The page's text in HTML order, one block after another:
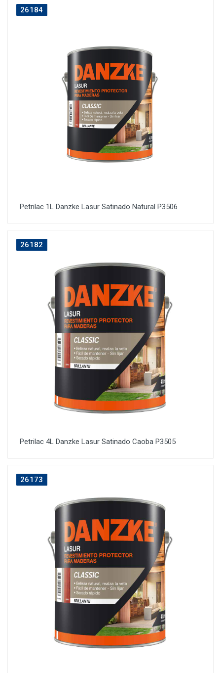
26184
Petrilac 1L Danzke Lasur Satinado Natural P3506
26182
Petrilac 4L Danzke Lasur Satinado Caoba P3505
26173